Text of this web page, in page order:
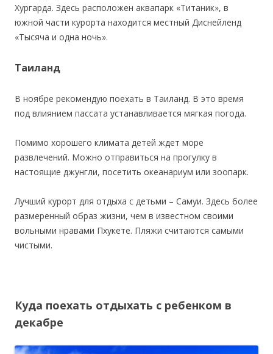
Хургарда. Здесь расположен аквапарк «Титаник», в
южной части курорта находится местный Диснейленд
«Тысяча и одна ночь».
Таиланд
В ноябре рекомендую поехать в Таиланд. В это время
под влиянием пассата устанавливается мягкая погода.
Помимо хорошего климата детей ждет море
развлечений. Можно отправиться на прогулку в
настоящие джунгли, посетить океанариум или зоопарк.
Лучший курорт для отдыха с детьми – Самуи. Здесь более
размеренный образ жизни, чем в известном своими
вольными нравами Пхукете. Пляжи считаются самыми
чистыми.
Куда поехать отдыхать с ребенком в
декабре